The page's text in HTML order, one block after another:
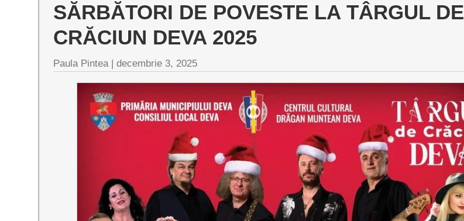
SĂRBĂTORI DE POVESTE LA TÂRGUL DE
CRĂCIUN DEVA 2025
Paula Pintea |decembrie 3, 2025